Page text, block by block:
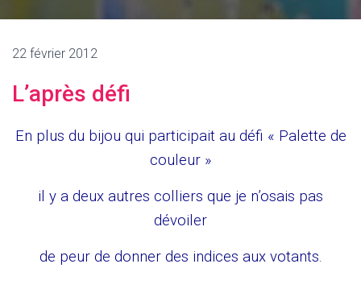
22 février 2012
L’après défi
En plus du bijou qui participait au défi « Palette de
couleur »
il y a deux autres colliers que je n’osais pas
dévoiler
de peur de donner des indices aux votants.